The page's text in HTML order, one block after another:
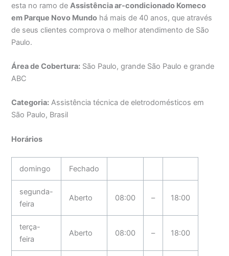
esta no ramo deAssistência ar-condicionado Komeco
em Parque Novo Mundo há mais de 40 anos, que através
de seus clientes comprova o melhor atendimento de São
Paulo.
Área de Cobertura: São Paulo, grande São Paulo e grande
ABC
Categoria: Assistência técnica de eletrodomésticos em
São Paulo, Brasil
Horários
domingo Fechado
segunda-
feira
Aberto 08:00 – 18:00
terça-
feira
Aberto 08:00 – 18:00